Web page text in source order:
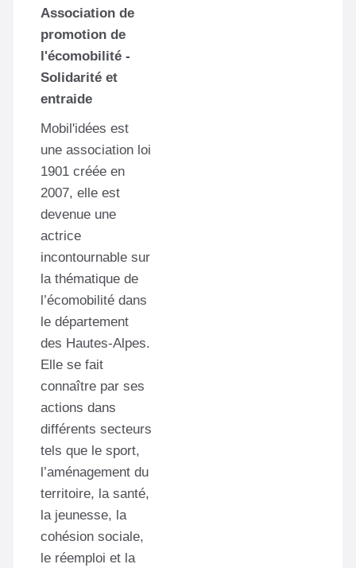
Association de
promotion de
l'écomobilité -
Solidarité et
entraide
Mobil'idées est
une association loi
1901 créée en
2007, elle est
devenue une
actrice
incontournable sur
la thématique de
l’écomobilité dans
le département
des Hautes-Alpes.
Elle se fait
connaître par ses
actions dans
différents secteurs
tels que le sport,
l’aménagement du
territoire, la santé,
la jeunesse, la
cohésion sociale,
le réemploi et la